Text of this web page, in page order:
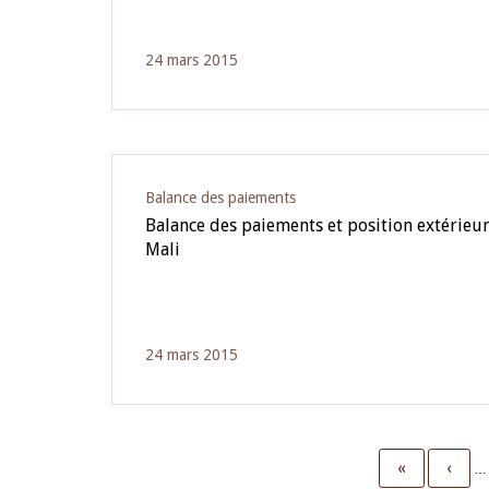
24 mars 2015
Balance des paiements
Balance des paiements et position
Mali
24 mars 2015
First
« ‹ …